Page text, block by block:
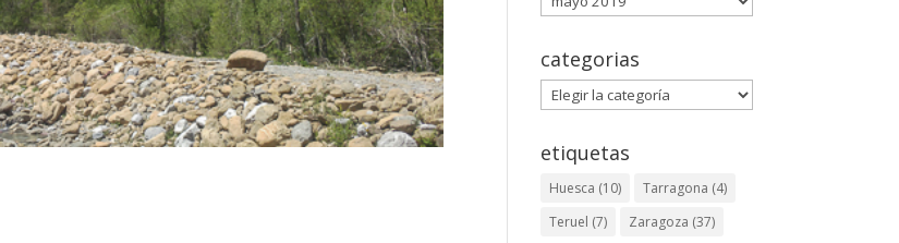
categorias
categorias
etiquetas
Huesca (10) Tarragona (4)
Teruel (7) Zaragoza (37)